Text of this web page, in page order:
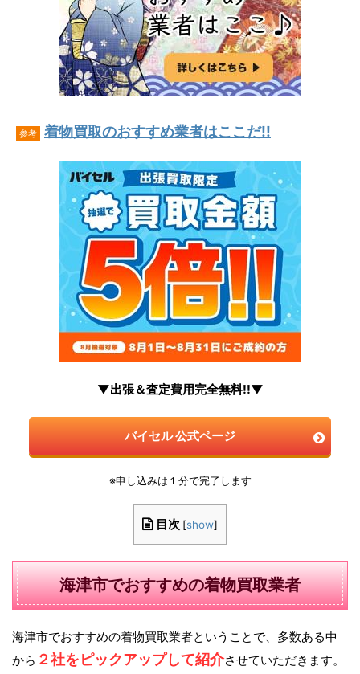
参考 着物買取のおすすめ業者はここだ!!
▼出張＆査定費用完全無料!!▼
バイセル 公式ページ
※申し込みは１分で完了します
目次 [show]
海津市でおすすめの着物買取業者
海津市でおすすめの着物買取業者ということで、多数ある中
から ２社をピックアップして紹介させていただきます。